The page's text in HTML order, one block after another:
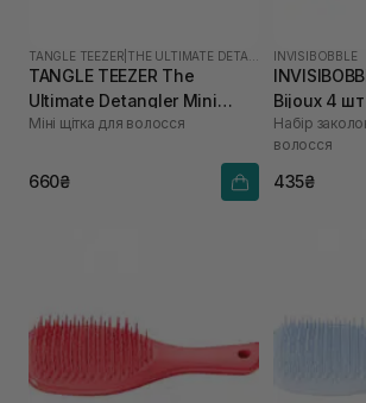
TANGLE TEEZER
TANGLE TEEZER The
Ultimate Detangler Mini
Liquorice Black
Міні щітка для волосся
660₴
INVISIBOBBLE
Bijoux 4 шт
Набір
волосся
435₴